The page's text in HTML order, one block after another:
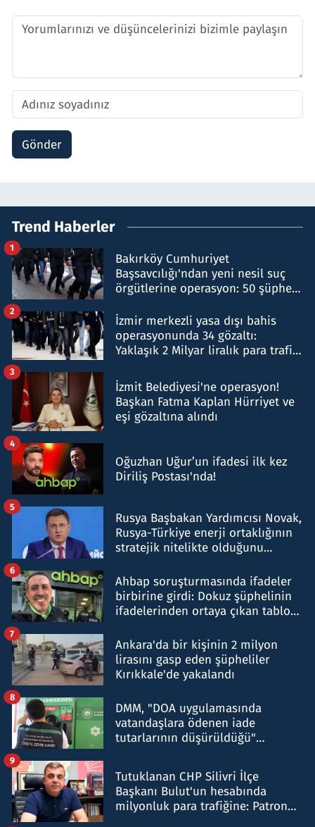
Gönder
Trend Haberler
Bakırköy Cumhuriyet
Başsavcılığı'ndan yeni nesil suç
örgütlerine operasyon: 50 şüpheli
1
İzmir merkezli yasa dışı bahis
operasyonunda 34 gözaltı:
Yaklaşık 2 Milyar liralık para trafiği
2
İzmit Belediyesi'ne operasyon!
Başkan Fatma Kaplan Hürriyet ve
eşi gözaltına alındı
3
Oğuzhan Uğur’un ifadesi ilk kez
Diriliş Postası'nda!
4
Rusya Başbakan Yardımcısı Novak,
Rusya-Türkiye enerji ortaklığının
stratejik nitelikte olduğunu
5
Ahbap soruşturmasında ifadeler
birbirine girdi: Dokuz şüphelinin
ifadelerinden ortaya çıkan tablo
6
Ankara'da bir kişinin 2 milyon
lirasını gasp eden şüpheliler
Kırıkkale'de yakalandı
7
DMM, "DOA uygulamasında
vatandaşlara ödenen iade
tutarlarının düşürüldüğü"
8
Tutuklanan CHP Silivri İlçe
Başkanı Bulut'un hesabında
milyonluk para trafiğine: Patron
9